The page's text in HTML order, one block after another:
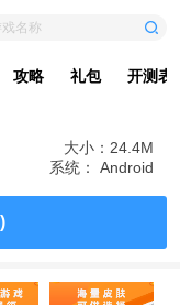
名称
攻略 礼包 开测表
大小：24.4M
系统： Android